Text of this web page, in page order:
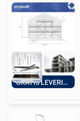
GRATIS LEVERING